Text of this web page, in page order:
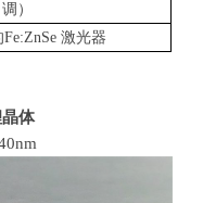
调）
Fe:ZnSe激光器
体